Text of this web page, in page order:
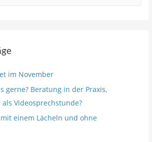
im November
gerne? Beratung in der Praxis,
Videosprechstunde?
einem Lächeln und ohne